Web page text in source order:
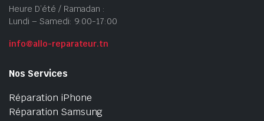
Heure D’été / Ramadan :
Lundi – Samedi: 9:00-17:00
info@allo-reparateur.tn
Nos Services
Réparation iPhone
Réparation Samsung